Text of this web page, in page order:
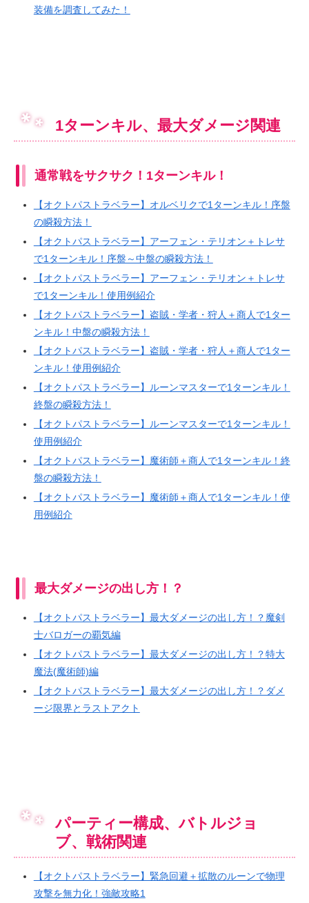
装備を調査してみた！
1ターンキル、最大ダメージ関連
通常戦をサクサク！1ターンキル！
【オクトパストラベラー】オルベリクで1ターンキル！序盤
の瞬殺方法！
【オクトパストラベラー】アーフェン・テリオン＋トレサ
で1ターンキル！序盤～中盤の瞬殺方法！
【オクトパストラベラー】アーフェン・テリオン＋トレサ
で1ターンキル！使用例紹介
【オクトパストラベラー】盗賊・学者・狩人＋商人で1ター
ンキル！中盤の瞬殺方法！
【オクトパストラベラー】盗賊・学者・狩人＋商人で1ター
ンキル！使用例紹介
【オクトパストラベラー】ルーンマスターで1ターンキル！
終盤の瞬殺方法！
【オクトパストラベラー】ルーンマスターで1ターンキル！
使用例紹介
【オクトパストラベラー】魔術師＋商人で1ターンキル！終
盤の瞬殺方法！
【オクトパストラベラー】魔術師＋商人で1ターンキル！使
用例紹介
最大ダメージの出し方！？
【オクトパストラベラー】最大ダメージの出し方！？魔剣
士バロガーの覇気編
【オクトパストラベラー】最大ダメージの出し方！？特大
魔法(魔術師)編
【オクトパストラベラー】最大ダメージの出し方！？ダメ
ージ限界とラストアクト
パーティー構成、バトルジョ
ブ、戦術関連
【オクトパストラベラー】緊急回避＋拡散のルーンで物理
攻撃を無力化！強敵攻略1